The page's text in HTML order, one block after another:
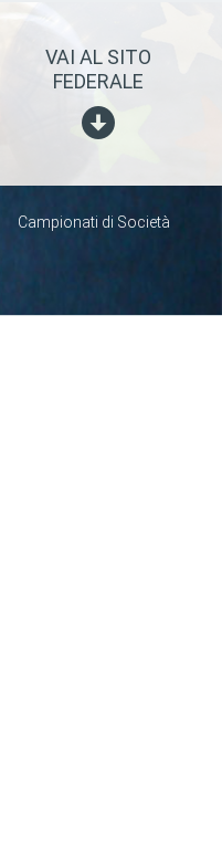
VAI AL SITO
FEDERALE
Campionati di Società